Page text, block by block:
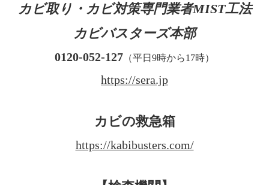
カビ取り・カビ対策専門業者MIST工法
カビバスターズ本部
0120-052-127 （平日9時から17時）
https://sera.jp
カビの救急箱
https://kabibusters.com/